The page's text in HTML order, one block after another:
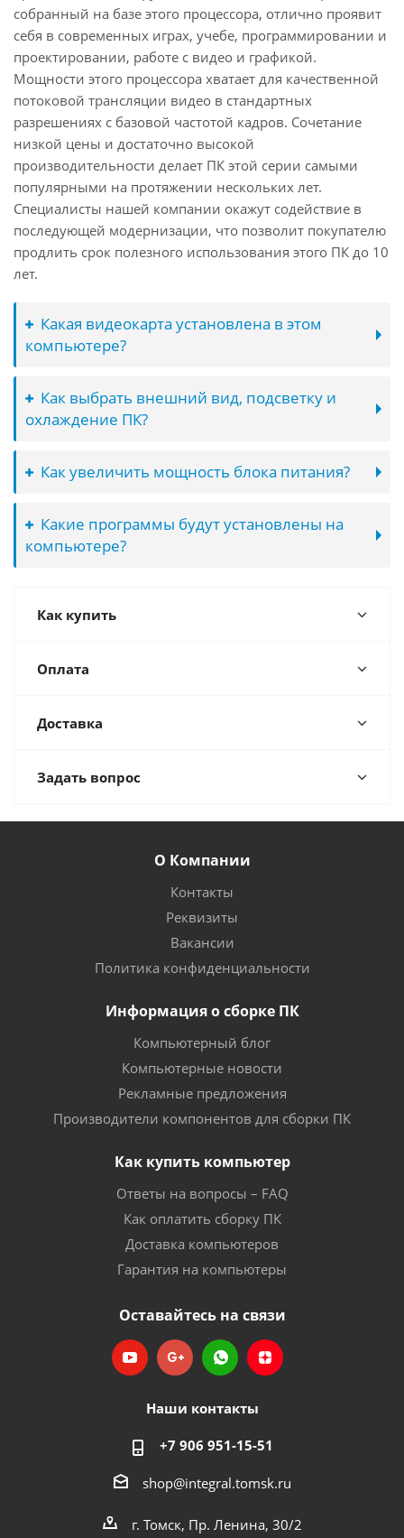
собранный на базе этого процессора, отлично проявит
себя в современных играх, учебе, программировании и
проектировании, работе с видео и графикой.
Мощности этого процессора хватает для качественной
потоковой трансляции видео в стандартных
разрешениях с базовой частотой кадров. Сочетание
низкой цены и достаточно высокой
производительности делает ПК этой серии самыми
популярными на протяжении нескольких лет.
Специалисты нашей компании окажут содействие в
последующей модернизации, что позволит покупателю
продлить срок полезного использования этого ПК до 10
лет.
Какая видеокарта установлена в этом
компьютере?
Как выбрать внешний вид, подсветку и
охлаждение ПК?
Как увеличить мощность блока питания?
Какие программы будут установлены на
компьютере?
Как купить
Оплата
Доставка
Задать вопрос
О Компании
Контакты
Реквизиты
Вакансии
Политика конфиденциальности
Информация о сборке ПК
Компьютерный блог
Компьютерные новости
Рекламные предложения
Производители компонентов для сборки ПК
Как купить компьютер
Ответы на вопросы – FAQ
Как оплатить сборку ПК
Доставка компьютеров
Гарантия на компьютеры
Оставайтесь на связи
Наши контакты
+7 906 951-15-51
shop@integral.tomsk.ru
г. Томск, Пр. Ленина, 30/2